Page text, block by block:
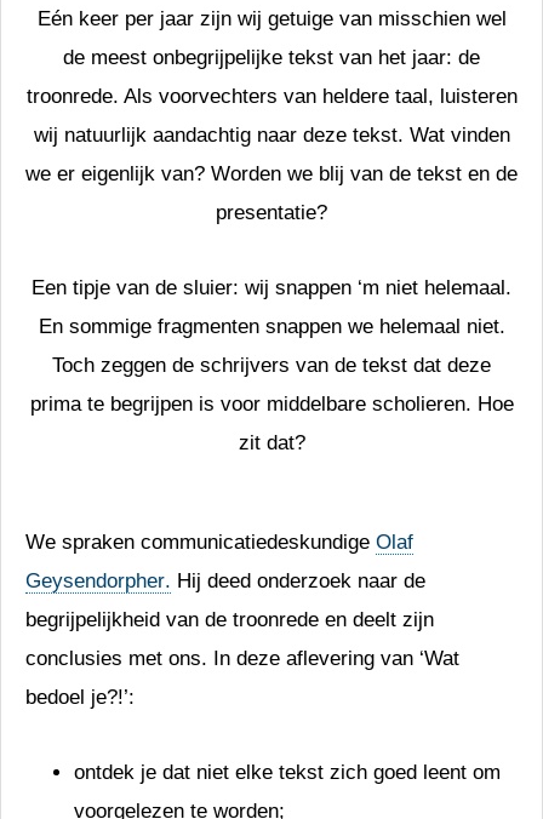
Eén keer per jaar zijn wij getuige van misschien wel
de meest onbegrijpelijke tekst van het jaar: de
troonrede. Als voorvechters van heldere taal, luisteren
wij natuurlijk aandachtig naar deze tekst. Wat vinden
we er eigenlijk van? Worden we blij van de tekst en de
presentatie?
Een tipje van de sluier: wij snappen ‘m niet helemaal.
En sommige fragmenten snappen we helemaal niet.
Toch zeggen de schrijvers van de tekst dat deze
prima te begrijpen is voor middelbare scholieren. Hoe
zit dat?
We spraken communicatiedeskundige Olaf
Geysendorpher. Hij deed onderzoek naar de
begrijpelijkheid van de troonrede en deelt zijn
conclusies met ons. In deze aflevering van ‘Wat
bedoel je?!’:
ontdek je dat niet elke tekst zich goed leent om
voorgelezen te worden;